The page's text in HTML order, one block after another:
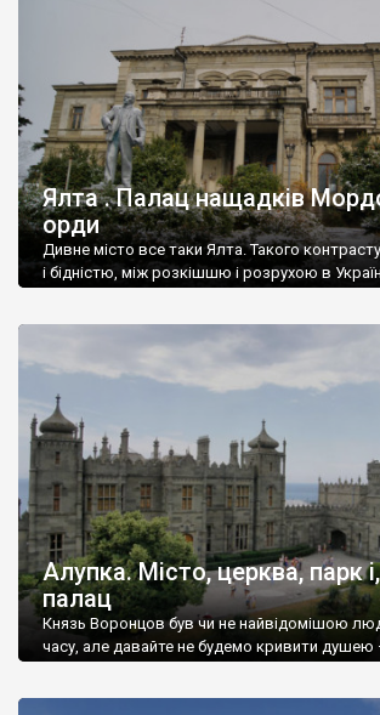
Ялта . Палац нащадків
орди
Дивне місто все таки Ялта. Такого
і бідністю, між розкішшю і розрухою в
Алупка. Місто, церква, парк
палац
Князь Воронцов був чи не найвідомішою
часу, але давайте не будемо кривити душею